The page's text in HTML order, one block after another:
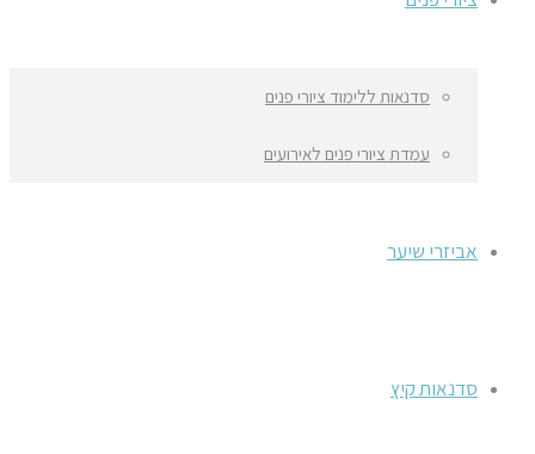
סדנאות ללימוד ציורי פנים
עמדת ציורי פנים לאירועים
אביזרי שיער
סדנאות קיץ